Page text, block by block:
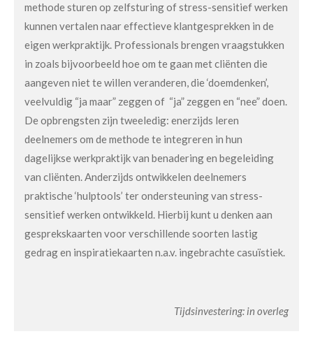
methode sturen op zelfsturing of stress-sensitief werken
kunnen vertalen naar effectieve klantgesprekken in de
eigen werkpraktijk. Professionals brengen vraagstukken
in zoals bijvoorbeeld hoe om te gaan met cliënten die
aangeven niet te willen veranderen, die ‘doemdenken’,
veelvuldig “ja maar” zeggen of “ja” zeggen en “nee” doen.
De opbrengsten zijn tweeledig: enerzijds leren
deelnemers om de methode te integreren in hun
dagelijkse werkpraktijk van benadering en begeleiding
van cliënten. Anderzijds ontwikkelen deelnemers
praktische ‘hulptools’ ter ondersteuning van stress-
sensitief werken ontwikkeld. Hierbij kunt u denken aan
gesprekskaarten voor verschillende soorten lastig
gedrag en inspiratiekaarten n.a.v. ingebrachte casuïstiek.
Tijdsinvestering: in overleg